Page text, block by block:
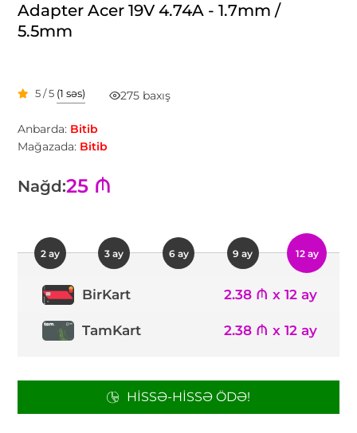
Adapter Acer 19V 4.74A - 1.7mm /
5.5mm
5 / 5 (1 səs) 275 baxış
Anbarda: Bitib
Mağazada: Bitib
Nağd:25 ₼
2 ay 3 ay 6 ay 9 ay 12 ay
BirKart 2.38 ₼ x 12 ay
TamKart 2.38 ₼ x 12 ay
HISSƏ-HISSƏ ÖDƏ!